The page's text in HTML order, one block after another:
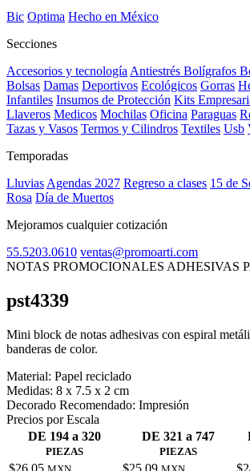
Bic Optima Hecho en México
Secciones
Accesorios y tecnología Antiestrés Bolígrafos
Bolsas Damas Deportivos Ecológicos Gorras
Infantiles Insumos de Protección Kits
Llaveros Medicos Mochilas Oficina Paraguas
Tazas y Vasos Termos y Cilindros Textiles Usb
Temporadas
Lluvias Agendas 2027 Regreso a clases 15 de
Rosa Día de Muertos
Mejoramos cualquier cotización
55.5203.0610 ventas@promoarti.com
NOTAS PROMOCIONALES ADHESIVAS
pst4339
Mini block de notas adhesivas con espiral
banderas de color.
Material: Papel reciclado
Medidas: 8 x 7.5 x 2 cm
Decorado Recomendado: Impresión
Precios por Escala
DE 194 a 320
PIEZAS
DE 321 a 747
PIEZAS